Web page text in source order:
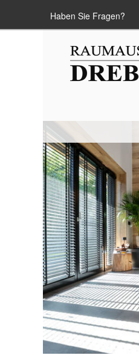
Haben Sie Fragen?